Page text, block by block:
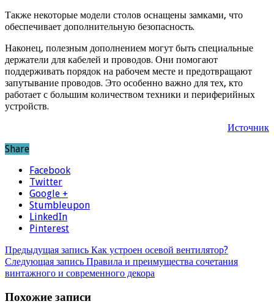
Также некоторые модели столов оснащены замками, что
обеспечивает дополнительную безопасность.
Наконец, полезным дополнением могут быть специальные
держатели для кабелей и проводов. Они помогают
поддерживать порядок на рабочем месте и предотвращают
запутывание проводов. Это особенно важно для тех, кто
работает с большим количеством техники и периферийных
устройств.
Источник
Share
Facebook
Twitter
Google +
Stumbleupon
LinkedIn
Pinterest
Предыдущая запись Как устроен осевой вентилятор?
Следующая запись Правила и преимущества сочетания
винтажного и современного декора
Похожие записи